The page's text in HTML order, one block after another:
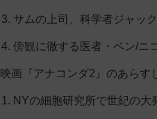
サムの上司、科学者ジャッ
傍観に徹する医者・ベン/ニ
映画『アナコンダ2』のあらす
NYの細胞研究所で世紀の大